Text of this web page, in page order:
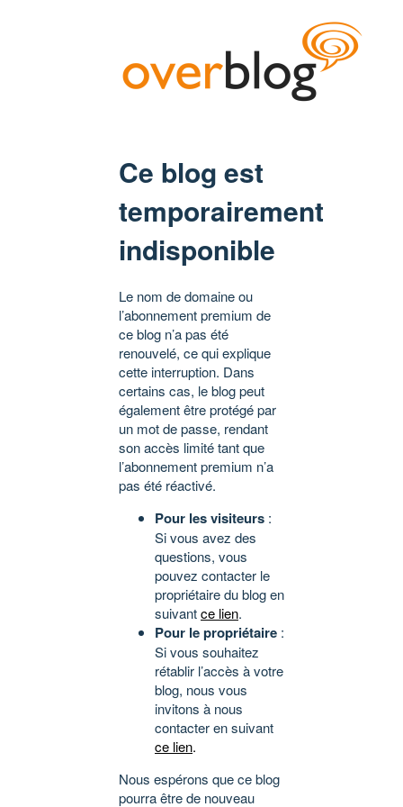
Ce blog est
temporairement
indisponible
Le nom de domaine ou
l’abonnement premium de
ce blog n’a pas été
renouvelé, ce qui explique
cette interruption. Dans
certains cas, le blog peut
également être protégé par
un mot de passe, rendant
son accès limité tant que
l’abonnement premium n’a
pas été réactivé.
Pour les visiteurs :
Si vous avez des
questions, vous
pouvez contacter le
propriétaire du blog en
suivantce lien.
Pour le propriétaire :
Si vous souhaitez
rétablir l’accès à votre
blog, nous vous
invitons à nous
contacter en suivant
ce lien.
Nous espérons que ce blog
pourra être de nouveau